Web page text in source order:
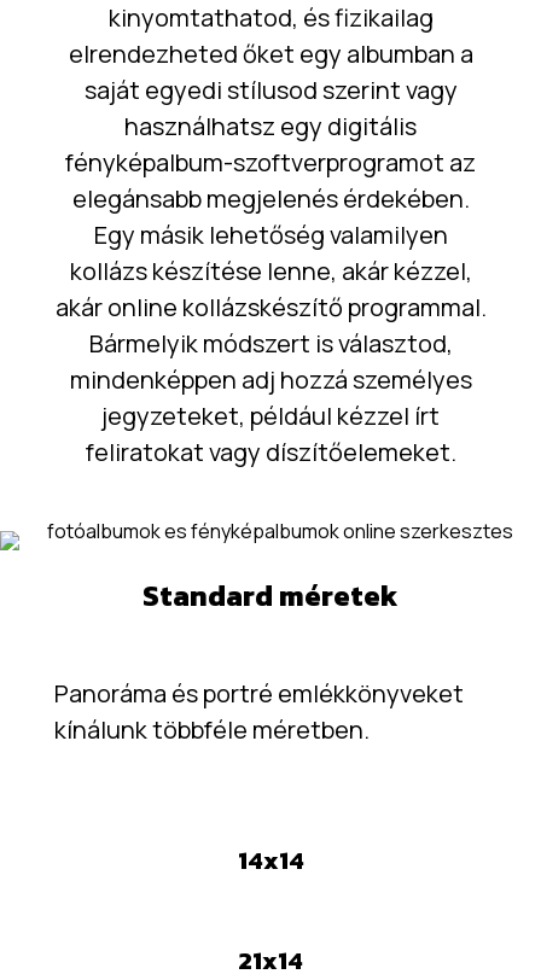
kinyomtathatod, és fizikailag
elrendezheted őket egy albumban a
saját egyedi stílusod szerint vagy
használhatsz egy digitális
fényképalbum-szoftverprogramot az
elegánsabb megjelenés érdekében.
Egy másik lehetőség valamilyen
kollázs készítése lenne, akár kézzel,
akár online kollázskészítő programmal.
Bármelyik módszert is választod,
mindenképpen adj hozzá személyes
jegyzeteket, például kézzel írt
feliratokat vagy díszítőelemeket.
Standard méretek
Panoráma és portré emlékkönyveket
kínálunk többféle méretben.
14x14
21x14